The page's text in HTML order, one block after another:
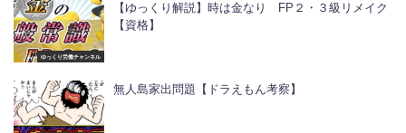
ゆっくり労働チャンネル
【ゆっくり解説】時は金なり FP２・３級リメイク
【資格】
無人島家出問題【ドラえもん考察】